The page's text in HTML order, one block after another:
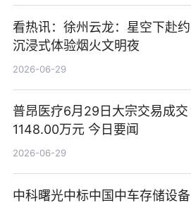
看热讯：徐州云龙：星空下赴约
沉浸式体验烟火文明夜
2026-06-29
普昂医疗6月29日大宗交易成交
1148.00万元 今日要闻
2026-06-29
中科曙光中标中国中车存储设备